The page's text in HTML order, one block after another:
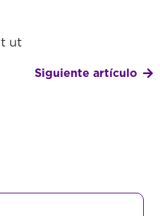
ut
Siguiente artículo